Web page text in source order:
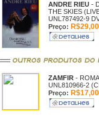
ANDRE RIEU -
THE SKIES
UNL787492-9
Preço: R$29,00
ZAMFIR -
UNL810966-2
Preço: R$17,00